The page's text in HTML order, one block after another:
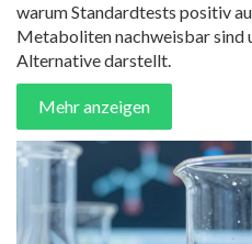
warum Standardtests positiv
Metaboliten nachweisbar sind
Alternative darstellt.
Mehr anzeigen